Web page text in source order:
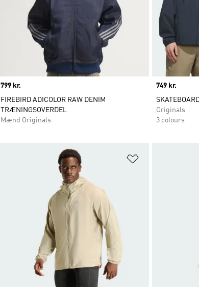
Price
799 kr.
FIREBIRD ADICOLOR RAW DENIM
TRÆNINGSOVERDEL
Mænd Originals
Price
749 kr.
Originals
3 colours